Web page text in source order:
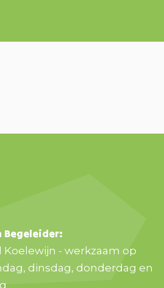
Begeleider:
Koelewijn - werkzaam op
dinsdag, donderdag en